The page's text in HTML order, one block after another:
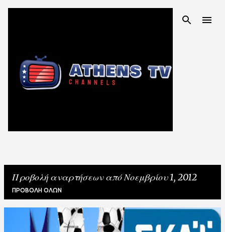
Προβολή αναρτήσεων από Νοεμβρίου 1, 2012
ΠΡΟΒΟΛΉ ΌΛΩΝ